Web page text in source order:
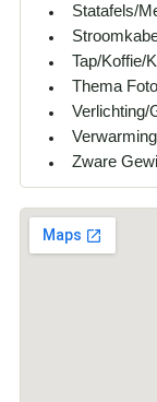
Statafels/
Tap/Koffie/
Thema
Verlichting/
Verwarming
Zware